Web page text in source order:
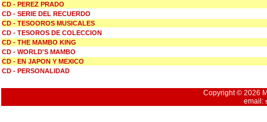
CD - PEREZ PRADO
CD - SERIE DEL RECUERDO
CD - TESOOROS MUSICALES
CD - TESOROS DE COLECCION
CD - THE MAMBO KING
CD - WORLD'S MAMBO
CD - EN JAPON Y MEXICO
CD - PERSONALIDAD
Copyright © 2026
email: